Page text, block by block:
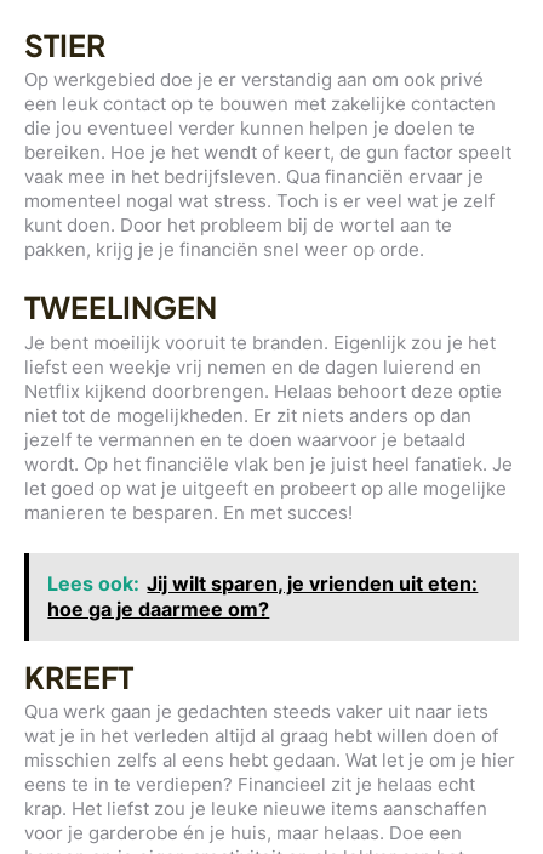
STIER
Op werkgebied doe je er verstandig aan om ook privé
een leuk contact op te bouwen met zakelijke contacten
die jou eventueel verder kunnen helpen je doelen te
bereiken. Hoe je het wendt of keert, de gun factor speelt
vaak mee in het bedrijfsleven. Qua financiën ervaar je
momenteel nogal wat stress. Toch is er veel wat je zelf
kunt doen. Door het probleem bij de wortel aan te
pakken, krijg je je financiën snel weer op orde.
TWEELINGEN
Je bent moeilijk vooruit te branden. Eigenlijk zou je het
liefst een weekje vrij nemen en de dagen luierend en
Netflix kijkend doorbrengen. Helaas behoort deze optie
niet tot de mogelijkheden. Er zit niets anders op dan
jezelf te vermannen en te doen waarvoor je betaald
wordt. Op het financiële vlak ben je juist heel fanatiek. Je
let goed op wat je uitgeeft en probeert op alle mogelijke
manieren te besparen. En met succes!
Lees ook: Jij wilt sparen, je vrienden uit eten:
hoe ga je daarmee om?
KREEFT
Qua werk gaan je gedachten steeds vaker uit naar iets
wat je in het verleden altijd al graag hebt willen doen of
misschien zelfs al eens hebt gedaan. Wat let je om je hier
eens te in te verdiepen? Financieel zit je helaas echt
krap. Het liefst zou je leuke nieuwe items aanschaffen
voor je garderobe én je huis, maar helaas. Doe een